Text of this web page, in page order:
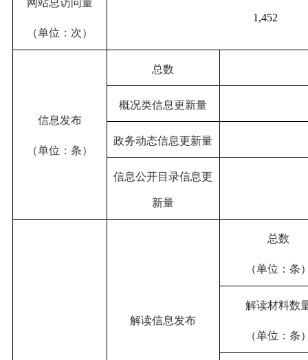
（单位：次）
1,452
信息发布
（单位：条）
总数
概况类信息更新量
政务动态信息更新量
信息公开目录信息更
新量
解读信息发布
总数
（单位：条
解读材料数
（单位：条